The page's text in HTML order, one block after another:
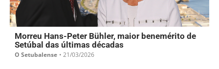
Morreu Hans-Peter Bühler, maior benemérito de
Setúbal das últimas décadas
O Setubalense • 21/03/2026